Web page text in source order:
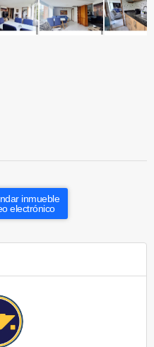
inmueble
electrónico